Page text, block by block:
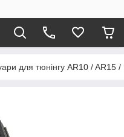
для тюнінгу AR10 /